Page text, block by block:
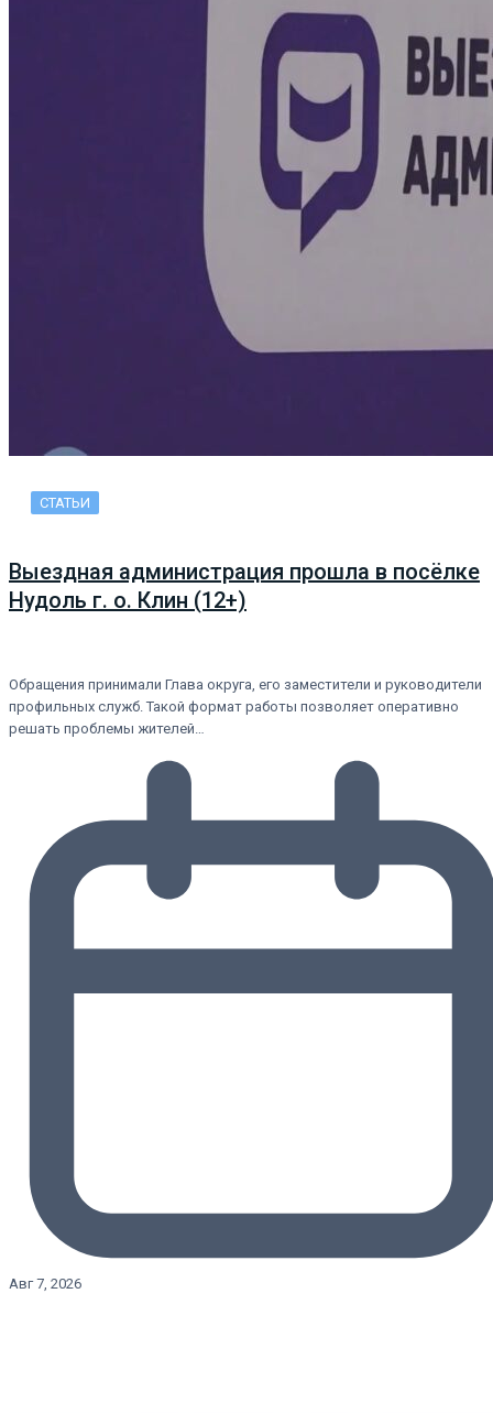
СТАТЬИ
Выездная администрация прошла в посёлке
Нудоль г. о. Клин (12+)
Обращения принимали Глава округа, его заместители и руководители
профильных служб. Такой формат работы позволяет оперативно
решать проблемы жителей…
Авг 7, 2026